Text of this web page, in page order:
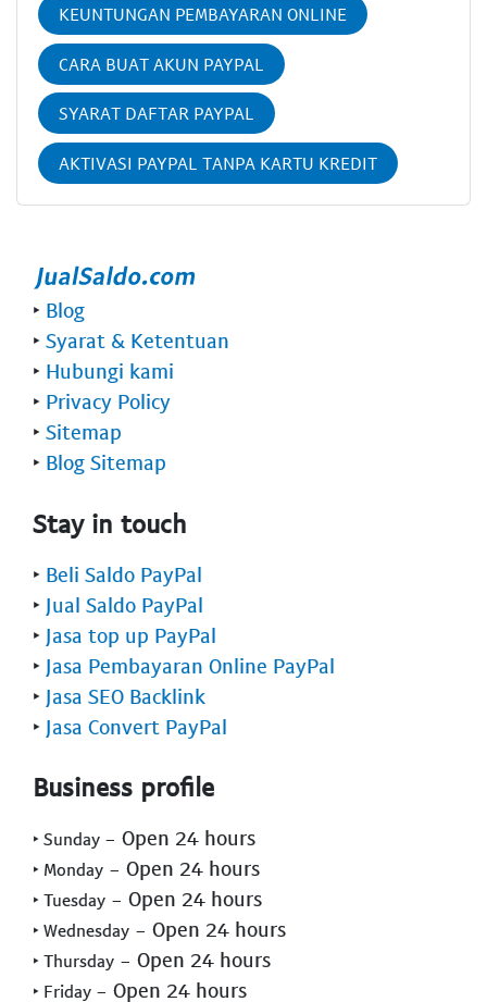
KEUNTUNGAN PEMBAYARAN ONLINE
CARA BUAT AKUN PAYPAL
SYARAT DAFTAR PAYPAL
AKTIVASI PAYPAL TANPA KARTU KREDIT
‣ Blog
‣ Syarat & Ketentuan
‣ Hubungi kami
‣ Privacy Policy
‣ Sitemap
‣ Blog Sitemap
Stay in touch
‣ Beli Saldo PayPal
‣ Jual Saldo PayPal
‣ Jasa top up PayPal
‣ Jasa Pembayaran Online PayPal
‣ Jasa SEO Backlink
‣ Jasa Convert PayPal
Business profile
‣ Sunday - Open 24 hours
‣ Monday - Open 24 hours
‣ Tuesday - Open 24 hours
‣ Wednesday - Open 24 hours
‣ Thursday - Open 24 hours
‣ Friday - Open 24 hours